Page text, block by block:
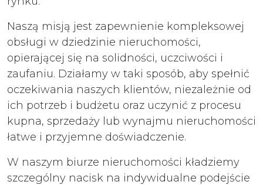
Naszą misją jest zapewnienie kompleksowej
obsługi w dziedzinie nieruchomości,
opierającej się na solidności, uczciwości i
zaufaniu. Działamy w taki sposób, aby spełnić
oczekiwania naszych klientów, niezależnie od
ich potrzeb i budżetu oraz uczynić z procesu
kupna, sprzedaży lub wynajmu nieruchomości
łatwe i przyjemne doświadczenie.
W naszym biurze nieruchomości kładziemy
szczególny nacisk na indywidualne podejście